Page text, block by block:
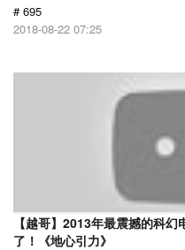
# 695
2018-08-22 07:25
【越哥】2013年最震撼的科
了！《地心引力》